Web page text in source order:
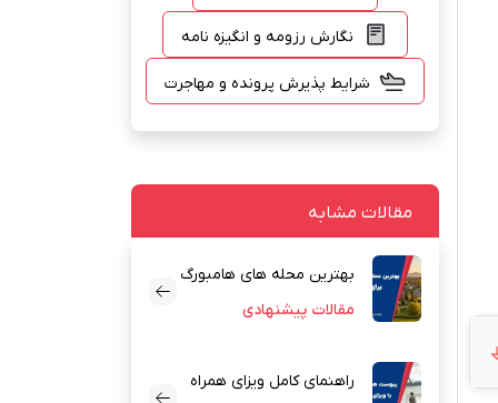
نگارش رزومه و انگیزه نامه
شرایط پذیرش پرونده و مهاجرت
مقالات مشابه
بهترین محله های هامبورگ
برای زندگی
مقالات پیشنهادی
راهنمای کامل ویزای همراه